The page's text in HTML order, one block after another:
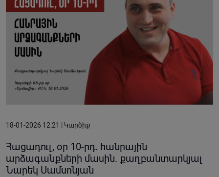
18-01-2026 12:21 | Կարծիք
Հացադուլ, օր 10-րդ. հանրային
արձագանքների մասին. քաղբանտարկյալ
Նարեկ Սամսոնյան